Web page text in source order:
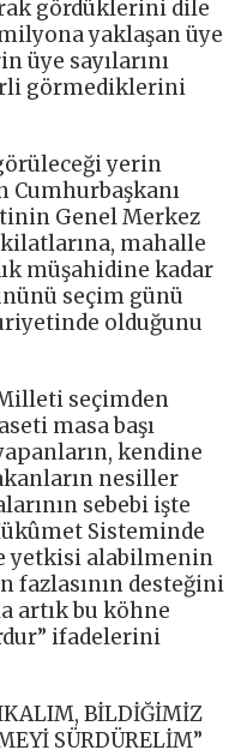
gördüklerini dile
yaklaşan üye
üye sayılarını
görmediklerini
yerin
Cumhurbaşkanı
Genel Merkez
mahalle
müşahidine kadar
seçim günü
olduğunu
seçimden
masa başı
kendine
nesiller
sebebi işte
Sisteminde
yetkisi alabilmenin
fazlasının desteğini
artık bu köhne
ifadelerini
BİLDİĞİMİZ
SÜRDÜRELİM”